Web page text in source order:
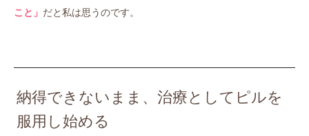
こと」 だと私は思うのです。
納得できないまま、治療としてピルを
服用し始める